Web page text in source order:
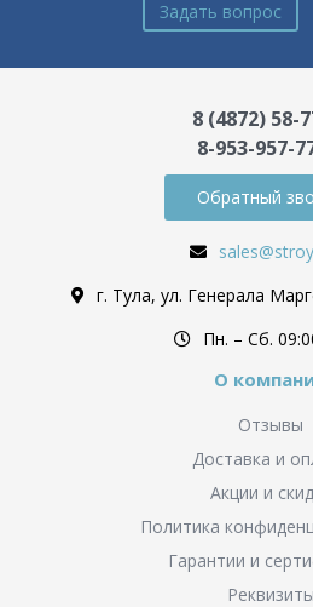
Задать вопрос
8 (4872) 58-
8-953-957-
Обратный
г. Тула, ул. Генерала
Пн. – Cб.
О
Отзывы
Доставка и
Акции и
Политика
Гарантии и
Реквизиты